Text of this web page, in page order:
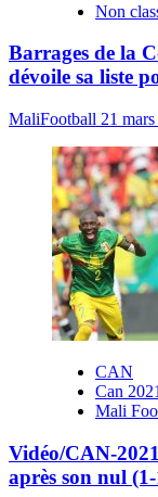
Non
Barrages de la
dévoile sa liste
MaliFootball 21
CAN
Can 2021
Mali
Vidéo/CAN-
après son nul